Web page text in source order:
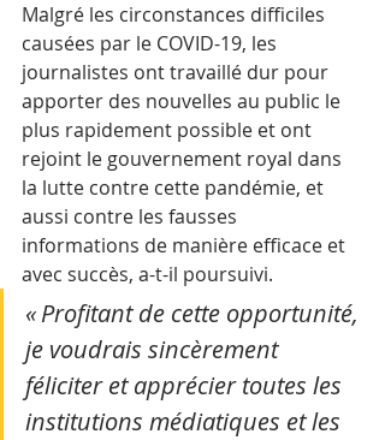
Malgré les circonstances difficiles
causées par le COVID-19, les
journalistes ont travaillé dur pour
apporter des nouvelles au public le
plus rapidement possible et ont
rejoint le gouvernement royal dans
la lutte contre cette pandémie, et
aussi contre les fausses
informations de manière efficace et
avec succès, a-t-il poursuivi.
« Profitant de cette opportunité,
je voudrais sincèrement
féliciter et apprécier toutes les
institutions médiatiques et les